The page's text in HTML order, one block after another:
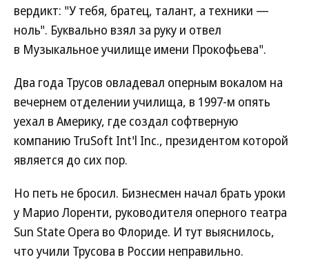
вердикт: "У тебя, братец, талант, а техники —
ноль". Буквально взял за руку и отвел
в Музыкальное училище имени Прокофьева".
Два года Трусов овладевал оперным вокалом на
вечернем отделении училища, в 1997-м опять
уехал в Америку, где создал софтверную
компанию TruSoft Int'l Inc., президентом которой
является до сих пор.
Но петь не бросил. Бизнесмен начал брать уроки
у Марио Лоренти, руководителя оперного театра
Sun State Opera во Флориде. И тут выяснилось,
что учили Трусова в России неправильно.